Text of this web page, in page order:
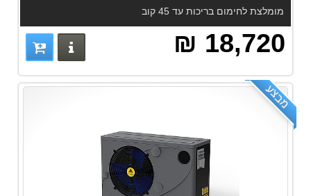
מומלצת לחימום בריכות עד 45 קוב
18,720 ₪ פרטים
מבצע